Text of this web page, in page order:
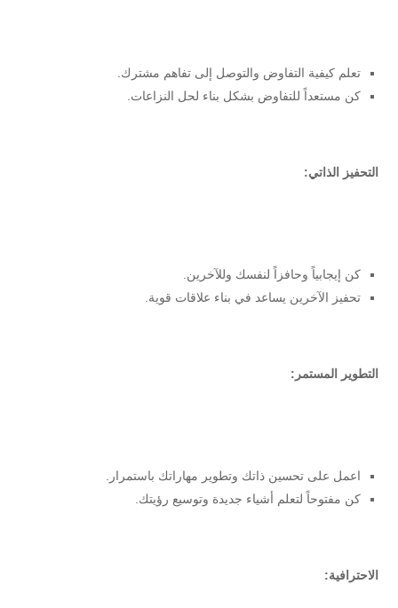
تعلم كيفية التفاوض والتوصل إلى تفاهم مشترك.
كن مستعداً للتفاوض بشكل بناء لحل النزاعات.
التحفيز الذاتي:
كن إيجابياً وحافزاً لنفسك وللآخرين.
تحفيز الآخرين يساعد في بناء علاقات قوية.
التطوير المستمر:
اعمل على تحسين ذاتك وتطوير مهاراتك باستمرار.
كن مفتوحاً لتعلم أشياء جديدة وتوسيع رؤيتك.
الاحترافية: